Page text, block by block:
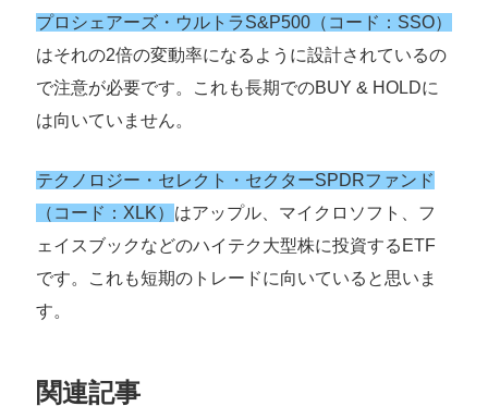
プロシェアーズ・ウルトラS&P500（コード：SSO）
はそれの2倍の変動率になるように設計されているの
で注意が必要です。これも長期でのBUY & HOLDに
は向いていません。
テクノロジー・セレクト・セクターSPDRファンド
（コード：XLK） はアップル、マイクロソフト、フ
ェイスブックなどのハイテク大型株に投資するETF
です。これも短期のトレードに向いていると思いま
す。
関連記事